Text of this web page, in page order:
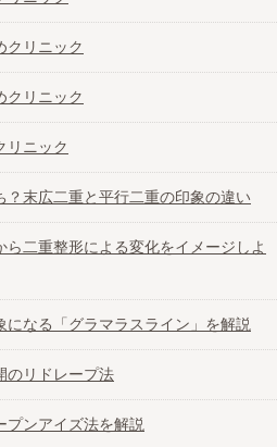
おすすめクリニック
すすめクリニック
はどっち？末広二重と平行
よう
和な印象になる「グラマラ
クリニック
クリニック
リニック
？末広二重と平行二重の印象の違い
ら二重整形による変化をイメージしよ
になる「グラマラスライン」を解説
のリドレープ法
プンアイズ法を解説